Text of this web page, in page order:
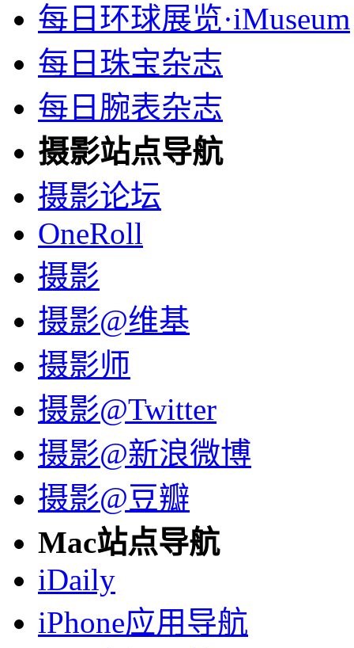
每日环球展览·iMuseum
每日珠宝杂志
每日腕表杂志
摄影站点导航
摄影论坛
OneRoll
摄影
摄影@维基
摄影师
摄影@Twitter
摄影@新浪微博
摄影@豆瓣
Mac站点导航
iDaily
iPhone应用导航